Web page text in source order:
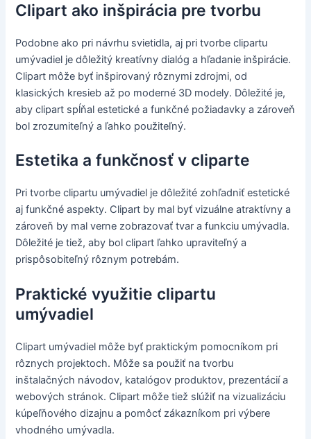
Clipart ako inšpirácia pre tvorbu
Podobne ako pri návrhu svietidla, aj pri tvorbe clipartu
umývadiel je dôležitý kreatívny dialóg a hľadanie inšpirácie.
Clipart môže byť inšpirovaný rôznymi zdrojmi, od
klasických kresieb až po moderné 3D modely. Dôležité je,
aby clipart spĺňal estetické a funkčné požiadavky a zároveň
bol zrozumiteľný a ľahko použiteľný.
Estetika a funkčnosť v cliparte
Pri tvorbe clipartu umývadiel je dôležité zohľadniť estetické
aj funkčné aspekty. Clipart by mal byť vizuálne atraktívny a
zároveň by mal verne zobrazovať tvar a funkciu umývadla.
Dôležité je tiež, aby bol clipart ľahko upraviteľný a
prispôsobiteľný rôznym potrebám.
Praktické využitie clipartu
umývadiel
Clipart umývadiel môže byť praktickým pomocníkom pri
rôznych projektoch. Môže sa použiť na tvorbu
inštalačných návodov, katalógov produktov, prezentácií a
webových stránok. Clipart môže tiež slúžiť na vizualizáciu
kúpeľňového dizajnu a pomôcť zákazníkom pri výbere
vhodného umývadla.